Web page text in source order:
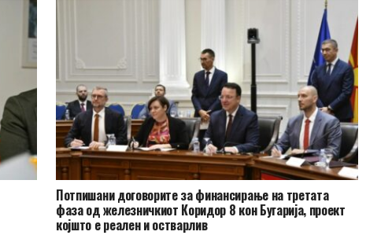
Потпишани договорите за финансирање на третата
фаза од железничкиот Коридор 8 кон Бугарија, проект
којшто е реален и остварлив